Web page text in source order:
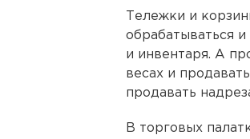
Тележки и
обрабатываться
и инвентаря. А
весах и
продавать
В торговых